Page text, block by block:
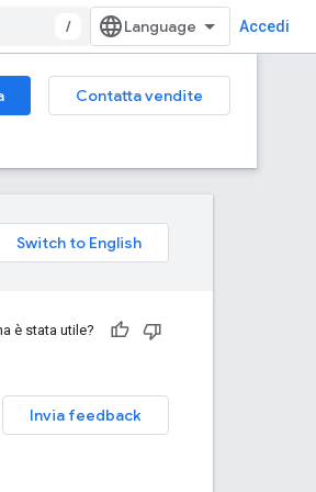
/ Accedi
Contatta vendite
è stata utile?
Invia feedback